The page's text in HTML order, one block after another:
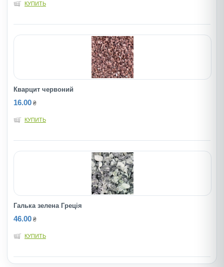
КУПИТЬ
Кварцит червоний
16.00 ₴
КУПИТЬ
Галька зелена Грецiя
46.00 ₴
КУПИТЬ